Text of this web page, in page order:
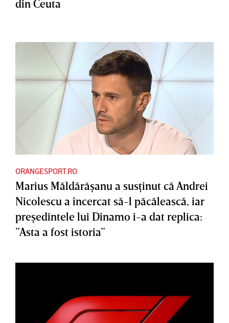
din Ceuta
ORANGESPORT.RO
Marius Măldărăşanu a susţinut că Andrei
Nicolescu a încercat să-l păcălească, iar
preşedintele lui Dinamo i-a dat replica:
”Asta a fost istoria”